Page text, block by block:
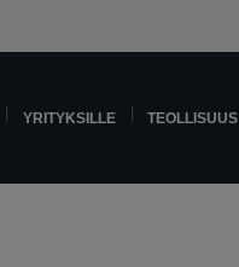
YRITYKSILLE TEOLLISUUS